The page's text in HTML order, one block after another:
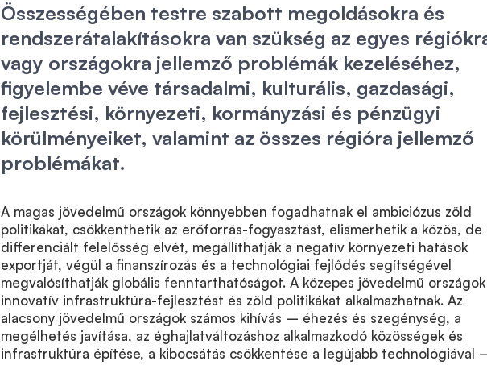
Összességében testre szabott megoldásokra és
rendszerátalakításokra van szükség az egyes
vagy országokra jellemző problémák kezeléséhez,
figyelembe véve társadalmi, kulturális, gazdasági,
fejlesztési, környezeti, kormányzási és pénzügyi
körülményeiket, valamint az összes régióra jellemző
problémákat.
A magas jövedelmű országok könnyebben fogadhatnak el ambiciózus zöld
politikákat, csökkenthetik az erőforrás-fogyasztást, elismerhetik a közös, de
differenciált felelősség elvét, megállíthatják a negatív környezeti hatások
exportját, végül a finanszírozás és a technológiai fejlődés segítségével
megvalósíthatják globális fenntarthatóságot. A közepes jövedelmű országok
innovatív infrastruktúra-fejlesztést és zöld politikákat alkalmazhatnak. Az
alacsony jövedelmű országok számos kihívás – éhezés és szegénység, a
megélhetés javítása, az éghajlatváltozáshoz alkalmazkodó közösségek és
infrastruktúra építése, a kibocsátás csökkentése a legújabb technológiával